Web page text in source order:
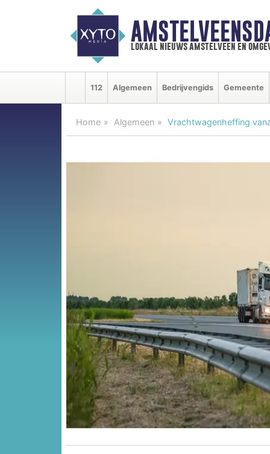
lokaal nieuws amstelveen en
112 Algemeen Bedrijvengids Gemeente
Home Algemeen Vrachtwagenheffing